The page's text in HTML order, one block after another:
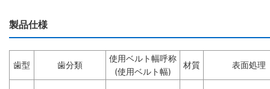
製品仕様
歯型 歯分類
使用ベルト幅呼称
(使用ベルト幅)
材質 表面処理